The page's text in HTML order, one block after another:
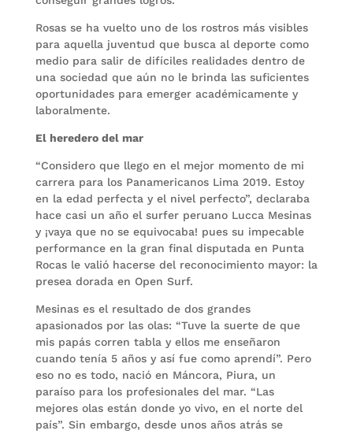
Rosas se ha vuelto uno de los rostros más visibles
para aquella juventud que busca al deporte como
medio para salir de difíciles realidades dentro de
una sociedad que aún no le brinda las suficientes
oportunidades para emerger académicamente y
laboralmente.
El heredero del mar
“Considero que llego en el mejor momento de mi
carrera para los Panamericanos Lima 2019. Estoy
en la edad perfecta y el nivel perfecto”, declaraba
hace casi un año el surfer peruano Lucca Mesinas
y ¡vaya que no se equivocaba! pues su impecable
performance en la gran final disputada en Punta
Rocas le valió hacerse del reconocimiento mayor: la
presea dorada en Open Surf.
Mesinas es el resultado de dos grandes
apasionados por las olas: “Tuve la suerte de que
mis papás corren tabla y ellos me enseñaron
cuando tenía 5 años y así fue como aprendí”. Pero
eso no es todo, nació en Máncora, Piura, un
paraíso para los profesionales del mar. “Las
mejores olas están donde yo vivo, en el norte del
país”. Sin embargo, desde unos años atrás se